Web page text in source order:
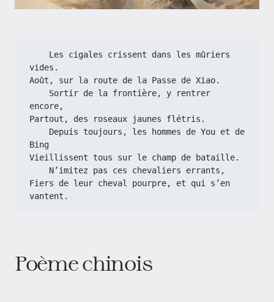
vides.
Août, sur la route de la Passe de Xiao.
encore,
Partout, des roseaux jaunes flétris.
Bing
Vieillissent tous sur le champ de bataille.
    N’imitez pas ces chevaliers errants,
Fiers de leur cheval pourpre, et qui s’en
vantent.
Poème chinois